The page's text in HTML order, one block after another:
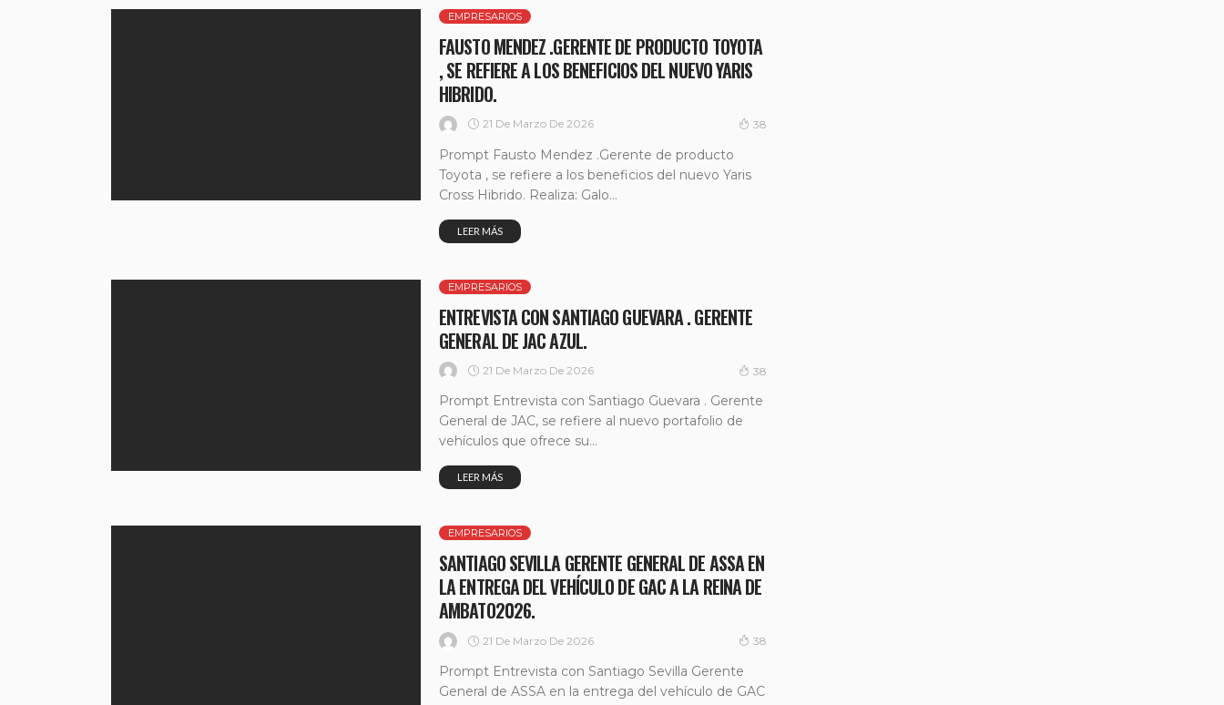
EMPRESARIOS
FAUSTO MENDEZ .GERENTE DE PRODUCTO TOYOTA
, SE REFIERE A LOS BENEFICIOS DEL NUEVO YARIS
HIBRIDO.
21 De Marzo De 2026 38
Prompt Fausto Mendez .Gerente de producto
Toyota , se refiere a los beneficios del nuevo Yaris
Cross Hibrido. Realiza: Galo...
LEER MÁS
EMPRESARIOS
ENTREVISTA CON SANTIAGO GUEVARA . GERENTE
GENERAL DE JAC AZUL.
21 De Marzo De 2026 38
Prompt Entrevista con Santiago Guevara . Gerente
General de JAC, se refiere al nuevo portafolio de
vehículos que ofrece su...
LEER MÁS
EMPRESARIOS
SANTIAGO SEVILLA GERENTE GENERAL DE ASSA EN
LA ENTREGA DEL VEHÍCULO DE GAC A LA REINA DE
AMBATO2026.
21 De Marzo De 2026 38
Prompt Entrevista con Santiago Sevilla Gerente
General de ASSA en la entrega del vehículo de GAC